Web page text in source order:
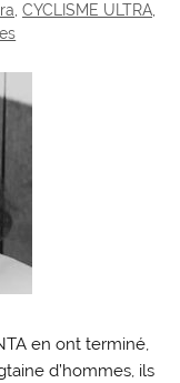
,CYCLISME ULTRA
en ont terminé,
d’hommes, ils